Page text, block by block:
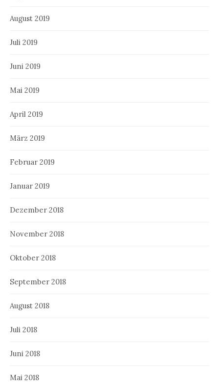
August 2019
Juli 2019
Juni 2019
Mai 2019
April 2019
März 2019
Februar 2019
Januar 2019
Dezember 2018
November 2018
Oktober 2018
September 2018
August 2018
Juli 2018
Juni 2018
Mai 2018